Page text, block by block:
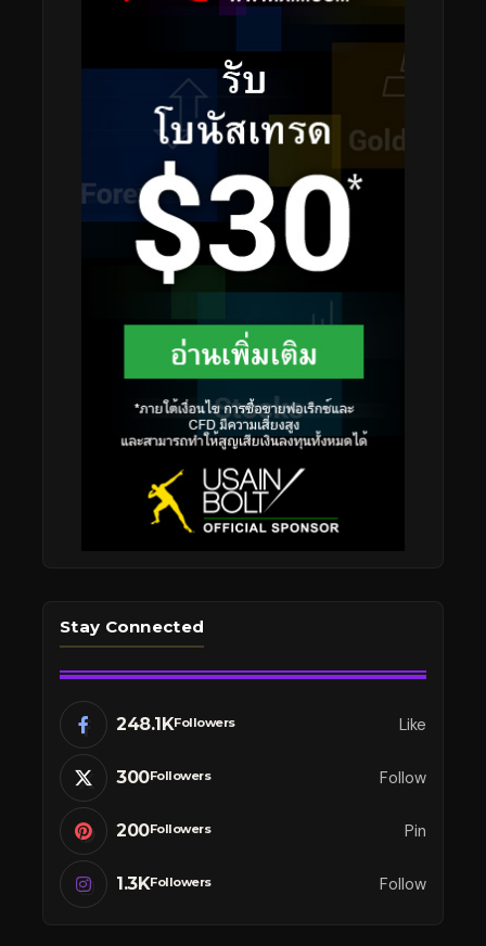
Stay Connected
248.1KFollowers Like
300Followers Follow
200Followers Pin
1.3KFollowers Follow